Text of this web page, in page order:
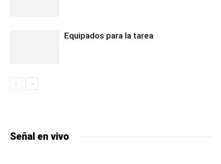
Equipados para la tarea
Señal en vivo